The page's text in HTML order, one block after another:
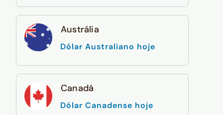
Austrália
Dólar Australiano hoje
Canadá
Dólar Canadense hoje